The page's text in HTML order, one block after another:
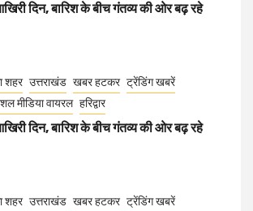
दिन, बारिश के बीच गंतव्य की ओर बढ़ रहे
शहर उत्तराखंड खबर हटकर ट्रेंडिंग खबरें
मीडिया वायरल हरिद्वार
दिन, बारिश के बीच गंतव्य की ओर बढ़ रहे
शहर उत्तराखंड खबर हटकर ट्रेंडिंग खबरें